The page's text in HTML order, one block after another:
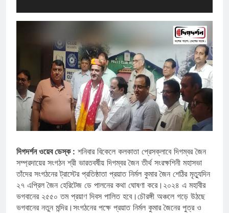
দিগদর্শন ওয়েব ডেস্ক : শনিবার বিকেলে কলকাতা প্রেসক্লাবে দিগম্বর জৈন
সম্প্রদায়ের সংগঠন শ্রী ভারতবর্ষীয় দিগম্বর জৈন তীর্থ সংরক্ষশিনী মহাসভা
তাঁদের সংগঠনের ট্রাস্টের প্রতিষ্ঠাতা প্রয়াত নির্মল কুমার জৈন শেঠির মৃত্যুদিন
২৭ এপ্রিল জৈন হেরিটেজ ডে পালনের কথা ঘোষণা করে।২০২৪ এ মহাবীর
ভগবানের ২৫৫০ তম প্রয়াণ দিবস পালিত হবে।চৌরঙ্গী অঞ্চলে গড়ে উঠছে
ভগবানের নতুন মন্দির।সংগঠনের পক্ষে প্রয়াত নির্মল কুমার জৈনের পুত্র ও